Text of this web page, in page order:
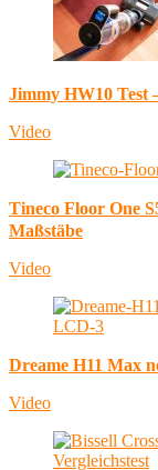
Jimmy HW10 Test
Video
Tineco Floor One
Maßstäbe
Video
Dreame H11 Max
Video